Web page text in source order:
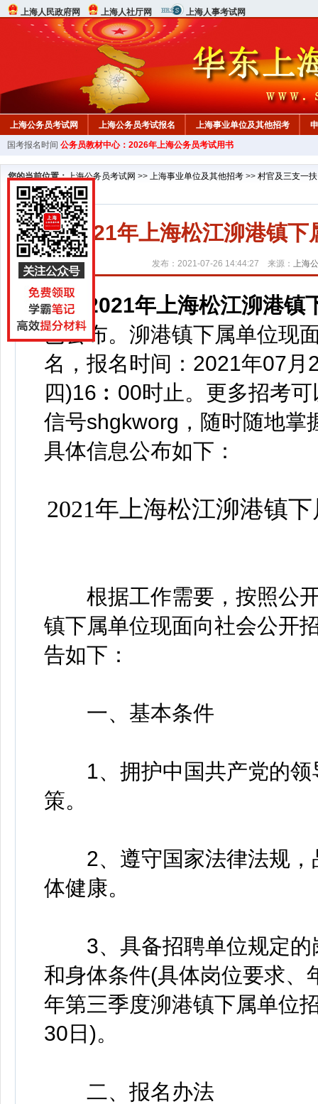
上海人民政府网 上海人社厅网 上海人事考试网
上海公务员考试网 上海公务员考试报名 上海事业单位及其他招考
行测真题 在线咨询 教材中心
国考报名时间 公务员教材中心：2026年上海公务员考试用书
您的当前位置：上海公务员考试网 >> 上海事业单位及其他招考 >> 村官及三支一扶
2021年上海松江泖港镇
发布：2021-07-26 14:44:27 来源： 上海
2021年上海松江泖港镇下
已公布。 泖港镇下属单位现
名， 报名时间：2021年07月
四)16︰00时止。更多招考
信号shgkworg， 随时随地掌
具体信息公布如下：
2021年上海松江泖港镇
根据工作需要，按照公开
镇下属单位现面向社会公开
告如下：
一、基本条件
1、拥护中国共产党的领
策。
2、遵守国家法律法规，
体健康。
3、具备招聘单位规定的
和身体条件(具体岗位要求、
年第三季度泖港镇下属单位
30日)。
二、报名办法